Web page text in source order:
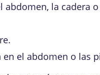
abdomen, la cadera
en el abdomen o las